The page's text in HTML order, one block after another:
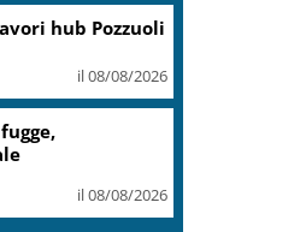
hub Pozzuoli
il 08/08/2026
il 08/08/2026